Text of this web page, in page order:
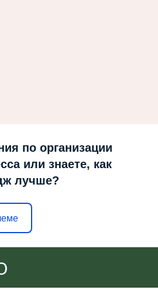
по организации
или знаете, как
лучше?